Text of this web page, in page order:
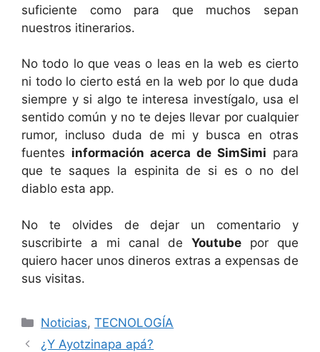
suficiente como para que muchos sepan
nuestros itinerarios.
No todo lo que veas o leas en la web es cierto
ni todo lo cierto está en la web por lo que duda
siempre y si algo te interesa investígalo, usa el
sentido común y no te dejes llevar por cualquier
rumor, incluso duda de mi y busca en otras
fuentes información acerca de SimSimi para
que te saques la espinita de si es o no del
diablo esta app.
No te olvides de dejar un comentario y
suscribirte a mi canal de Youtube por que
quiero hacer unos dineros extras a expensas de
sus visitas.
Categorías
Noticias,TECNOLOGÍA
¿Y Ayotzinapa apá?